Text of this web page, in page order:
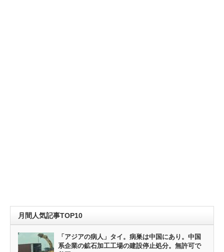
月間人気記事TOP10
「アジアの病人」タイ。病巣は中国にあり。中国
系企業の鉱石加工工場の建設停止処分。無許可で